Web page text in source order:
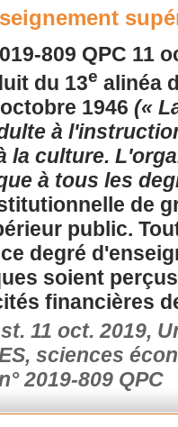
809 QPC 11
du 13e alinéa
1946 («
à
la culture.
à tous les
de
public.
degré
soient
financières
11 oct. 2019,
sciences
2019-809 QPC